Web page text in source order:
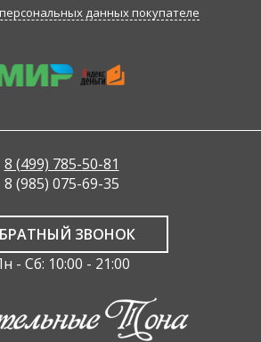
данных покупателе
8 (499) 785-50-81
8 (985) 075-69-35
ЗВОНОК
- Сб: 10:00 - 21:00